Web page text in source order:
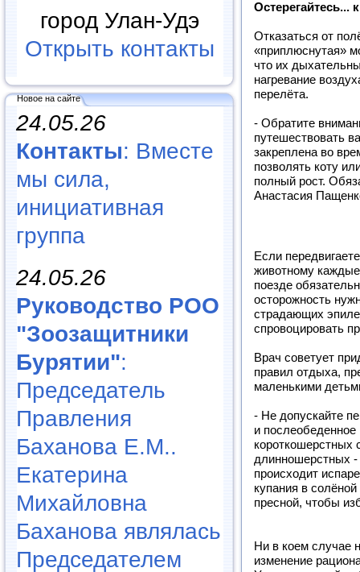
город Улан-Удэ
Открыть контакты
Новое на сайте
24.05.26
Контакты: Вместе
мы сила,
инициативная
группа
24.05.26
Руководство РОО
"Зоозащитники
Бурятии":
Председатель
Правления
Баханова Е.М..
Екатерина
Михайловна
Баханова являлась
Председателем
Остерегайтесь...
Отказаться от
«приплюснутая»
что их
нагревание
перелёта.
- Обратите
путешествовать
закреплена во
позволять коту
полный рост.
Анастасия
Если
животному
поезде
осторожность
страдающих
спровоцировать
Врач советует
правил отдыха,
маленькими
- Не допускайте
и
короткошерстных
длинношерстных -
происходит
купания в
пресной, чтобы
Ни в коем случае
изменение